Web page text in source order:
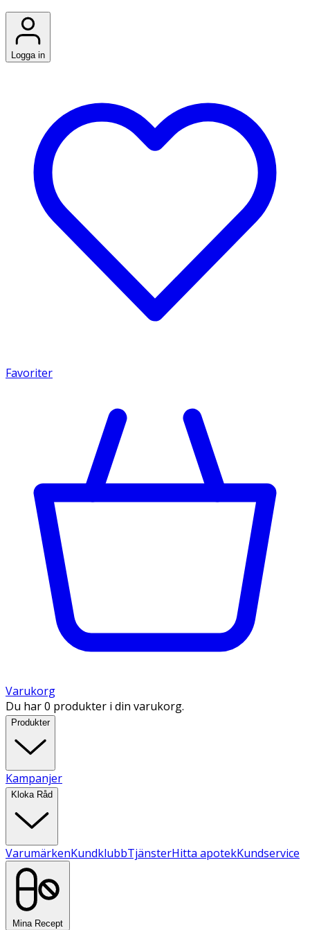
Logga in
Favoriter
Varukorg
Du har 0 produkter i din varukorg.
Produkter
Kampanjer
Kloka Råd
VarumärkenKundklubbTjänsterHitta apotekKundservice
Mina Recept